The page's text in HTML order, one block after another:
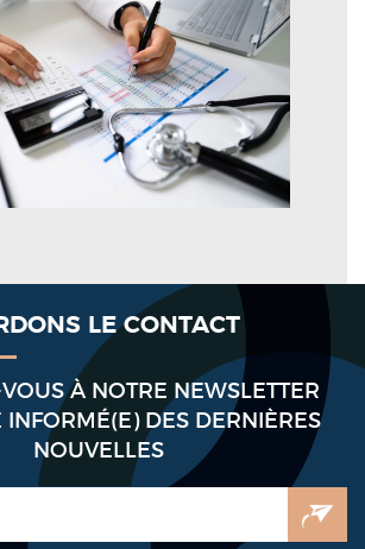
LE CONTACT
À NOTRE NEWSLETTER
INFORMÉ(E) DES DERNIÈRES
NOUVELLES